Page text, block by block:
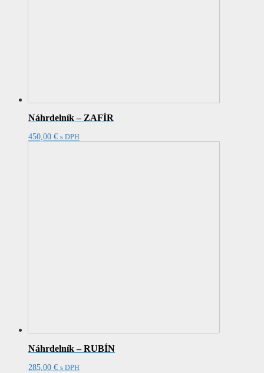
Náhrdelník – ZAFÍR
450,00 € s DPH
Náhrdelník – RUBÍN
285,00 € s DPH